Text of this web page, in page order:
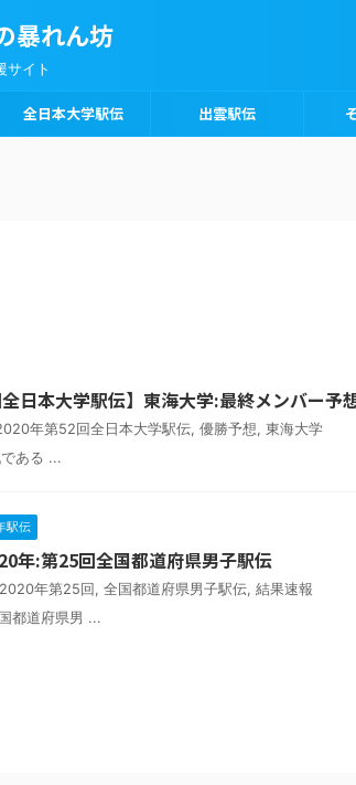
暴れん坊
サイト
全日本大学駅伝 出雲駅伝
全日本大学駅伝】東海大学:最終メンバー予
年第52回全日本大学駅伝, 優勝予想, 東海大学
ある ...
駅伝
年:第25回全国都道府県男子駅伝
2020年第25回 , 全国都道府県男子駅伝, 結果速報
都道府県男 ...